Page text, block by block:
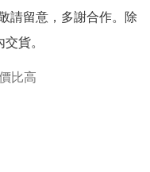
請留意，多謝合作。除
貨。
比高